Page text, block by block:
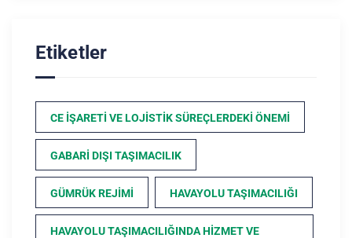
Etiketler
CE İŞARETI VE LOJISTIK SÜREÇLERDEKI ÖNEMI
GABARI DIŞI TAŞIMACILIK
GÜMRÜK REJIMI HAVAYOLU TAŞIMACILIĞI
HAVAYOLU TAŞIMACILIĞINDA HIZMET VE